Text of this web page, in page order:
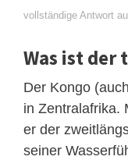
vollständige Antwort
Was ist der
Der Kongo
in Zentralafrika.
er der
seiner